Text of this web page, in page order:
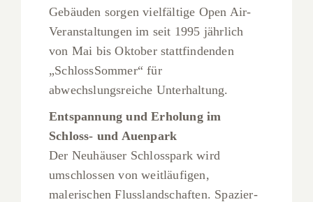
Gebäuden sorgen vielfältige Open Air-
Veranstaltungen im seit 1995 jährlich
von Mai bis Oktober stattfindenden
„SchlossSommer“ für
abwechslungsreiche Unterhaltung.
Entspannung und Erholung im
Schloss- und Auenpark
Der Neuhäuser Schlosspark wird
umschlossen von weitläufigen,
malerischen Flusslandschaften. Spazier-